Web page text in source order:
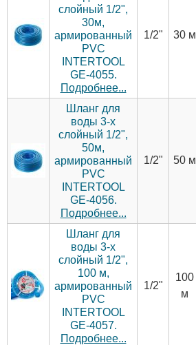
слойный 1/2",
30м,
армированный
PVC
INTERTOOL
GE-4055.
Подробнее...
1/2" 30 м
Шланг для
воды 3-х
слойный 1/2",
50м,
армированный
PVC
INTERTOOL
GE-4056.
Подробнее...
1/2" 50 м
Шланг для
воды 3-х
слойный 1/2",
100 м,
армированный
PVC
INTERTOOL
GE-4057.
Подробнее...
1/2"
100
м